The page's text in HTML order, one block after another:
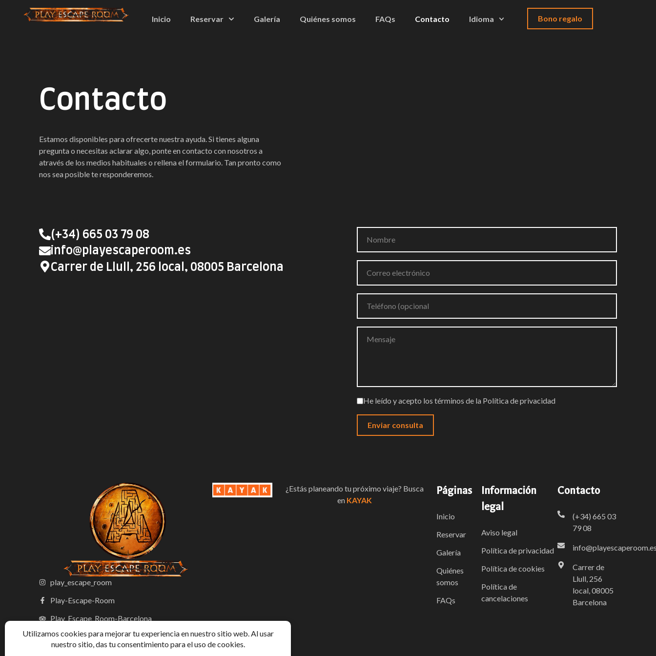
Inicio Reservar Galería Quiénes somos FAQs Contacto Idioma Bono regalo
Contacto
Estamos disponibles para ofrecerte nuestra ayuda. Si tienes alguna
pregunta o necesitas aclarar algo, ponte en contacto con nosotros a
através de los medios habituales o rellena el formulario. Tan pronto como
nos sea posible te responderemos.
(+34) 665 03 79 08
info@playescaperoom.es
Carrer de Llull, 256 local, 08005 Barcelona
He leído y acepto los términos de la Política de privacidad
Enviar consulta
play_escape_room
Play-Escape-Room
Play_Escape_Room-Barcelona
¿Estás planeando tu próximo viaje? Busca
en KAYAK
Páginas
Inicio
Reservar
Galería
Quiénes
somos
FAQs
Información
legal
Aviso legal
Política de privacidad
Política de cookies
Política de
cancelaciones
Contacto
(+34) 665 03
79 08
Carrer de
Llull, 256
local, 08005
Barcelona